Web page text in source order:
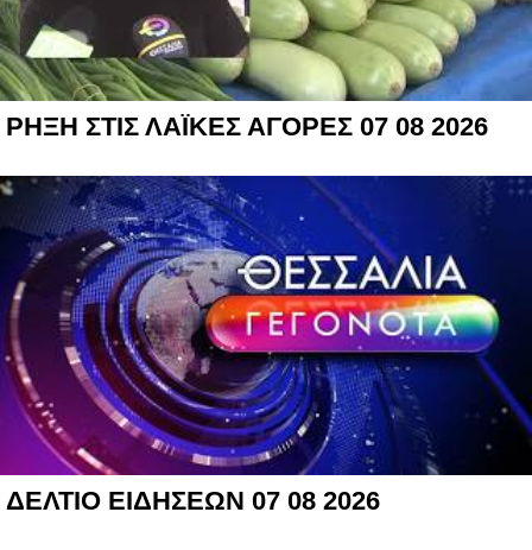
ΡΗΞΗ ΣΤΙΣ ΛΑΪΚΕΣ ΑΓΟΡΕΣ 07 08 2026
ΔΕΛΤΙΟ ΕΙΔΗΣΕΩΝ 07 08 2026